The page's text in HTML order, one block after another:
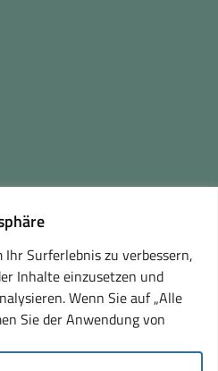
Surferlebnis zu verbessern,
Inhalte einzusetzen und
Wenn Sie auf „Alle
Sie der Anwendung von